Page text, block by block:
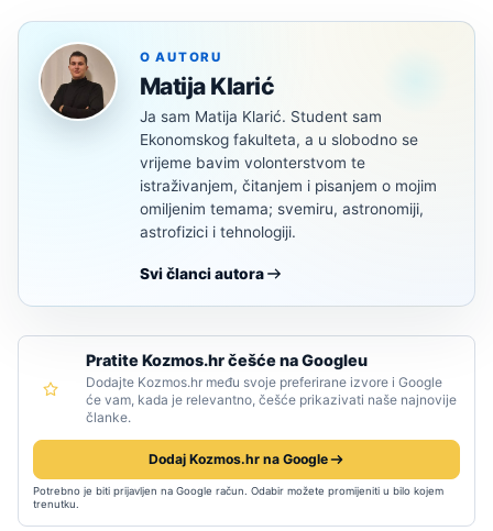
O AUTORU
Matija Klarić
Ja sam Matija Klarić. Student sam
Ekonomskog fakulteta, a u slobodno se
vrijeme bavim volonterstvom te
istraživanjem, čitanjem i pisanjem o mojim
omiljenim temama; svemiru, astronomiji,
astrofizici i tehnologiji.
Svi članci autora
Pratite Kozmos.hr češće na Googleu
Dodajte Kozmos.hr među svoje preferirane izvore i Google
će vam, kada je relevantno, češće prikazivati naše najnovije
članke.
Dodaj Kozmos.hr na Google
Potrebno je biti prijavljen na Google račun. Odabir možete promijeniti u bilo kojem
trenutku.